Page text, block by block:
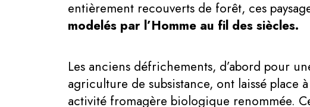
entièrement recouverts de forêt, ces
modelés par l’Homme au fil des siècles.
Les anciens défrichements, d’abord pour
agriculture de subsistance, ont laissé place
activité fromagère biologique renommée.